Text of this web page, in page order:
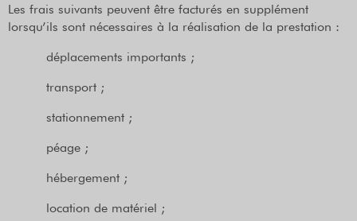
Les frais suivants peuvent être facturés en supplément
lorsqu’ils sont nécessaires à la réalisation de la prestation :
déplacements importants ;
transport ;
stationnement ;
péage ;
hébergement ;
location de matériel ;